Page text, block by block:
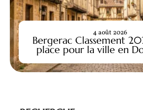
Bergerac Classement
place pour la ville en
4 août 2026